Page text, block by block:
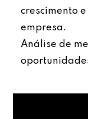
crescimento
empresa.
Análise de